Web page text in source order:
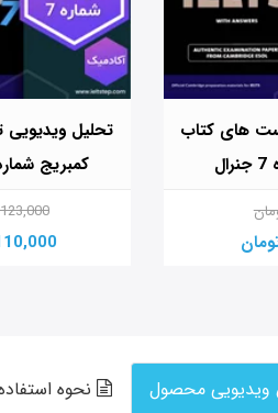
های کتاب
تحلیل
کمبریج شماره 7
123,000 تومان
110,000
ویدیویی محصول نحوه